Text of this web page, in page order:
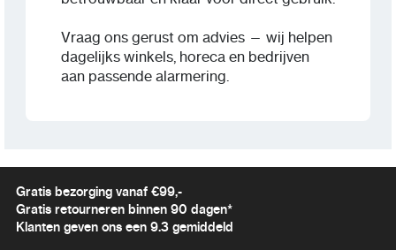
Vraag ons gerust om advies — wij helpen
dagelijks winkels, horeca en bedrijven
aan passende alarmering.
Gratis bezorging vanaf €99,-
Gratis retourneren binnen 90 dagen*
Klanten geven ons een 9.3 gemiddeld